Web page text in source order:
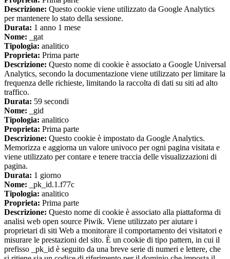
Descrizione: Questo cookie viene utilizzato da Google Analytics
per mantenere lo stato della sessione.
Durata: 1 anno 1 mese
Nome: _gat
Tipologia: analitico
Proprieta: Prima parte
Descrizione: Questo nome di cookie è associato a Google Universal
Analytics, secondo la documentazione viene utilizzato per limitare la
frequenza delle richieste, limitando la raccolta di dati su siti ad alto
traffico.
Durata: 59 secondi
Nome: _gid
Tipologia: analitico
Proprieta: Prima parte
Descrizione: Questo cookie è impostato da Google Analytics.
Memorizza e aggiorna un valore univoco per ogni pagina visitata e
viene utilizzato per contare e tenere traccia delle visualizzazioni di
pagina.
Durata: 1 giorno
Nome: _pk_id.1.f77c
Tipologia: analitico
Proprieta: Prima parte
Descrizione: Questo nome di cookie è associato alla piattaforma di
analisi web open source Piwik. Viene utilizzato per aiutare i
proprietari di siti Web a monitorare il comportamento dei visitatori e
misurare le prestazioni del sito. È un cookie di tipo pattern, in cui il
prefisso _pk_id è seguito da una breve serie di numeri e lettere, che